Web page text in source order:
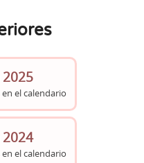
el calendario
el calendario